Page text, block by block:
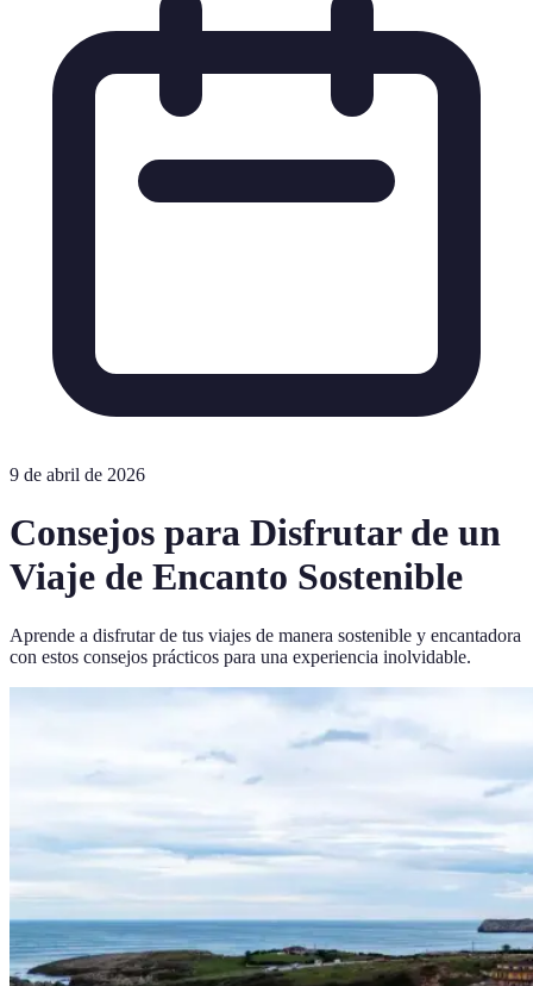
9 de abril de 2026
Consejos para Disfrutar de un
Viaje de Encanto Sostenible
Aprende a disfrutar de tus viajes de manera sostenible y encantadora
con estos consejos prácticos para una experiencia inolvidable.